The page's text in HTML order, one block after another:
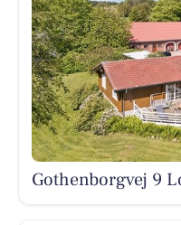
Gothenborgvej 9